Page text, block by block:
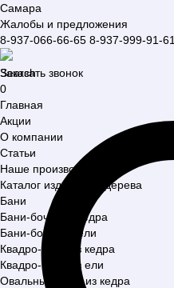
Самара
Жалобы и предложения
8-937-066-66-65 8-937-999-91-61
Search
Заказать звонок
0
Главная
Акции
О компании
Статьи
Наше производство
Каталог изделий из дерева
Бани
Бани-бочки из кедра
Бани-бочки из ели
Квадро-бани из кедра
Квадро-бани из ели
Овальные бани из кедра